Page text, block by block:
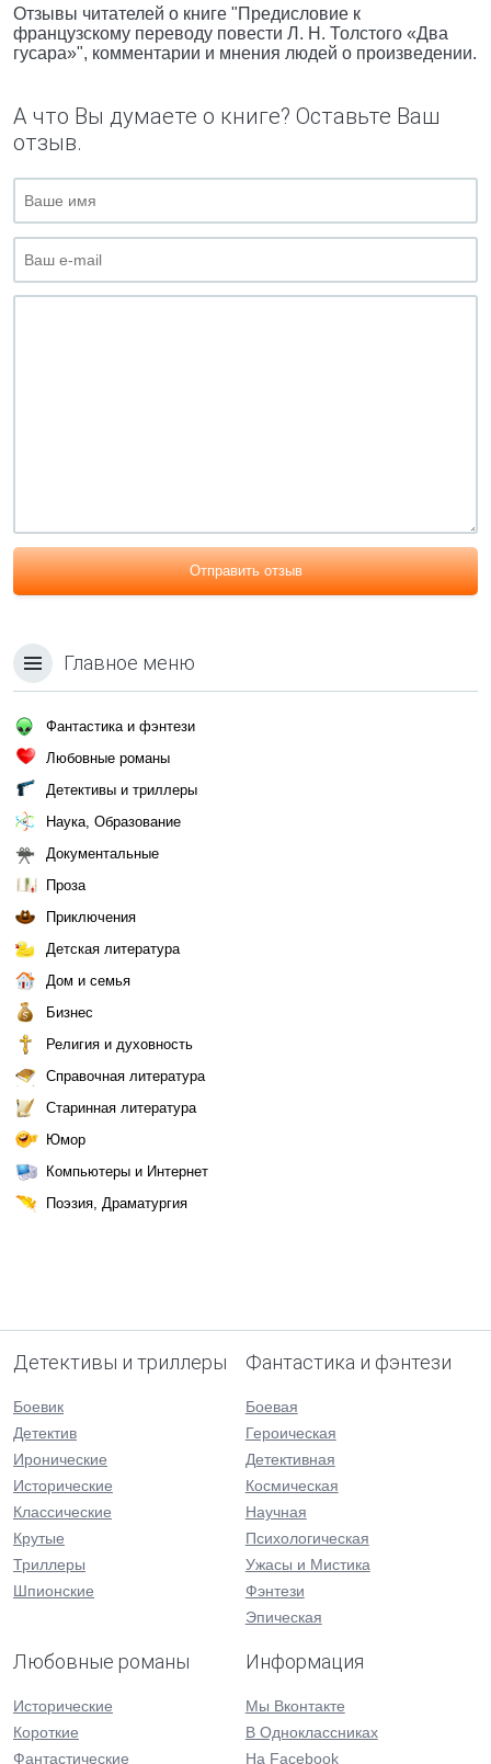
Отзывы читателей о книге "Предисловие к
французскому переводу повести Л. Н. Толстого «Два
гусара»", комментарии и мнения людей о произведении.
А что Вы думаете о книге? Оставьте Ваш
отзыв.
Отправить отзыв
Главное меню
Фантастика и фэнтези
Любовные романы
Детективы и триллеры
Наука, Образование
Документальные
Проза
Приключения
Детская литература
Дом и семья
Бизнес
Религия и духовность
Справочная литература
Старинная литература
Юмор
Компьютеры и Интернет
Поэзия, Драматургия
Детективы и триллеры
Боевик
Детектив
Иронические
Исторические
Классические
Крутые
Триллеры
Шпионские
Фантастика и фэнтези
Боевая
Героическая
Детективная
Космическая
Научная
Психологическая
Ужасы и Мистика
Фэнтези
Эпическая
Любовные романы
Исторические
Короткие
Фантастические
Информация
Мы Вконтакте
В Одноклассниках
На Facebook